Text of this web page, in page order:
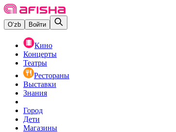
O‘zb Войти
Кино
Концерты
Театры
Рестораны
Выставки
Знания
Город
Дети
Магазины